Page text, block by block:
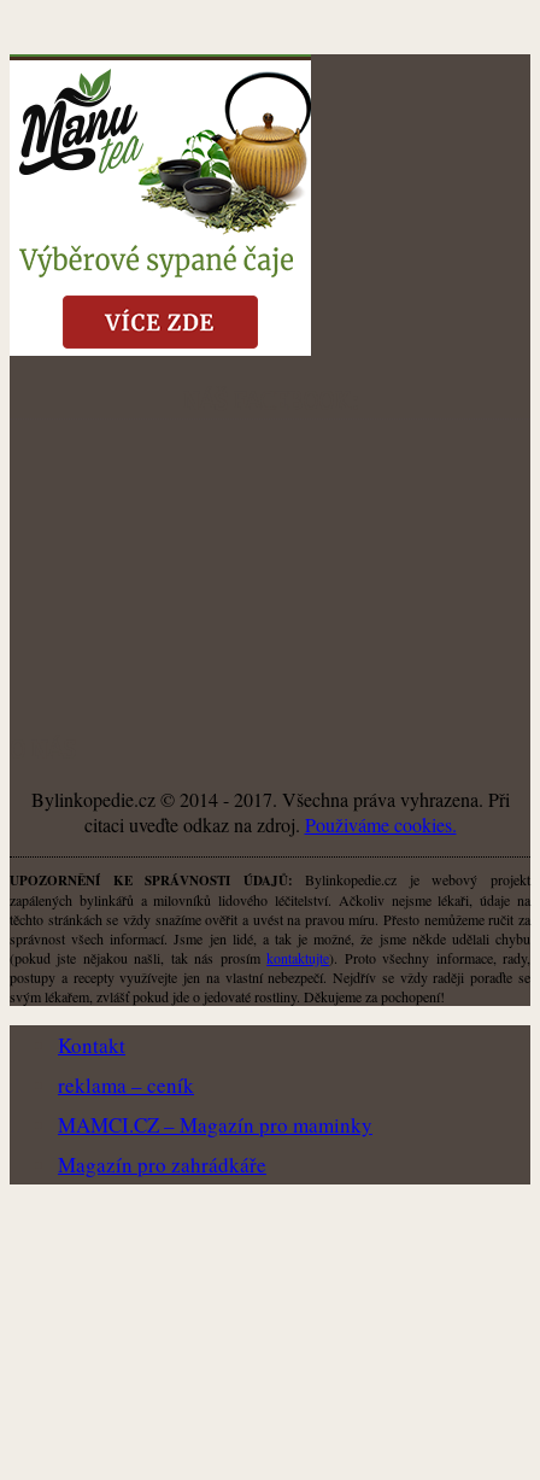
Bylinkopedie.cz © 2014 - 2017. Všechna práva vyhrazena. Při
citaci uveďte odkaz na zdroj. Použiváme cookies.
UPOZORNĚNÍ KE SPRÁVNOSTI ÚDAJŮ: Bylinkopedie.cz je webový projekt
zapálených bylinkářů a milovníků lidového léčitelství. Ačkoliv nejsme lékaři, údaje na
těchto stránkách se vždy snažíme ověřit a uvést na pravou míru. Přesto nemůžeme ručit za
správnost všech informací. Jsme jen lidé, a tak je možné, že jsme někde udělali chybu
(pokud jste nějakou našli, tak nás prosímkontaktujte). Proto všechny informace, rady,
postupy a recepty využívejte jen na vlastní nebezpečí. Nejdřív se vždy raději poraďte se
svým lékařem, zvlášť pokud jde o jedovaté rostliny. Děkujeme za pochopení!
Kontakt
reklama – ceník
MAMCI.CZ – Magazín pro maminky
Magazín pro zahrádkáře